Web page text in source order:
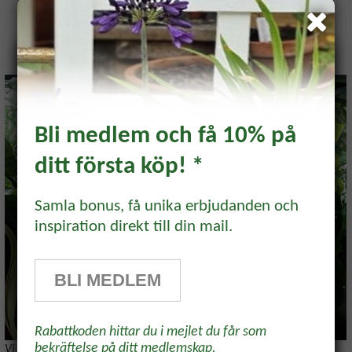
Vi har det bra, vi här back i bussen!
Prenumerera och få 10%
rabatt!
få 10% rabatt på ett köp* Tips,
inkorgen.
Bli medlem och få 10% på
ditt första köp! *
Samla bonus, få unika erbjudanden och
inspiration direkt till din mail.
BLI MEDLEM
Rabattkoden hittar du i mejlet du får som
bekräftelse på ditt medlemskap.